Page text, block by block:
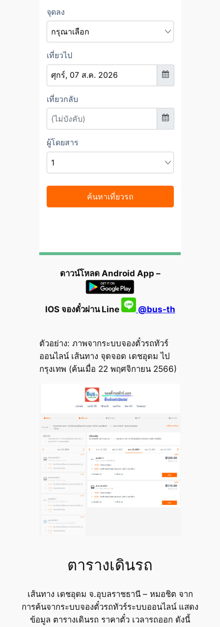
ดาวน์โหลด Android App –
IOS จองตั๋วผ่าน Line @bus-th
ตัวอย่าง: ภาพจากระบบจองตั๋วรถทัวร์
ออนไลน์ เส้นทาง จุดจอด เดชอุดม ไป
กรุงเทพ (ค้นเมื่อ 22 พฤศจิกายน 2566)
ตารางเดินรถ
เส้นทาง เดชอุดม จ.อุบลราชธานี – หมอชิต จาก
การค้นจากระบบจองตั๋วรถทัวร์ระบบออนไลน์ แสดง
ข้อมูล ตารางเดินรถ ราคาตั๋ว เวลารถออก ดังนี้